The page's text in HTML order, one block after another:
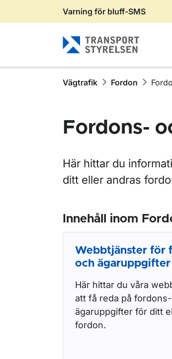
Gå till sidans innehåll
Varning för bluff-SMS
Vägtrafik Fordon
Fordons-
Här hittar du
ditt eller andras
Innehåll inom
Webbtjänster för
och ägaruppgifter
Här hittar du våra
att få reda på
ägaruppgifter för ditt
fordon.